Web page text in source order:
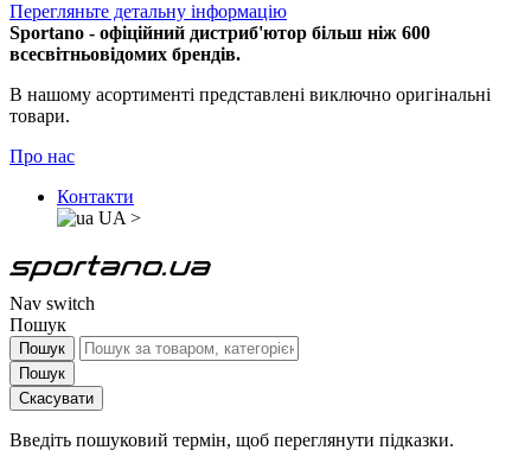
Перегляньте детальну інформацію
Sportano - офіційний дистриб'ютор більш ніж 600
всесвітньовідомих брендів.
В нашому асортименті представлені виключно оригінальні
товари.
Про нас
Контакти
UA >
Nav switch
Пошук
Пошук
Пошук
Скасувати
Введіть пошуковий термін, щоб переглянути підказки.